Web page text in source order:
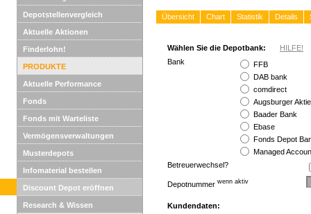
Depotstellenvergleich
Aktuelle Aktionen
Finderlohn!
PRODUKTE
Aktuelle Performance
Fonds
Fonds mit Warteliste
Vermögensverwaltungen
Musterdepots
Infomaterial bestellen
Discount Depot eröffnen
Research & Wissen
Übersicht Chart Statistik Details
Wählen Sie die Depotbank:
HILFE!
Bank
FFB
DAB bank
comdirect
Augsburger
Baader Bank
Ebase
Fonds Depot
Managed
Betreuerwechsel?
Depotnummer wenn aktiv
Kundendaten: